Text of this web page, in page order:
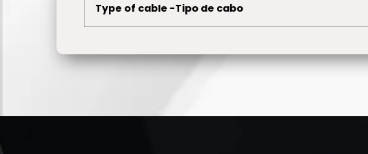
Type of cable -Tipo de cabo